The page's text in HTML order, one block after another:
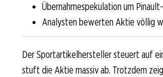
Übernahmespekulation um
Analysten bewerten Aktie völlig
Der Sportartikelhersteller steuert auf
stuft die Aktie massiv ab. Trotzdem